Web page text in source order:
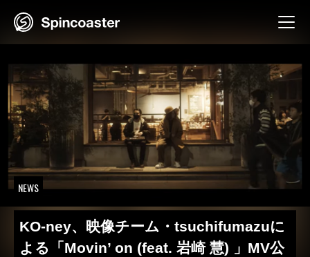
NEWS
KO-ney、映像チーム・tsuchifumazuに
よる「Movin’ on (feat. 岩崎 慧) 」MV公